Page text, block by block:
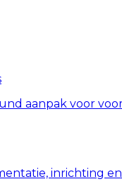
aanpak voor
inrichting